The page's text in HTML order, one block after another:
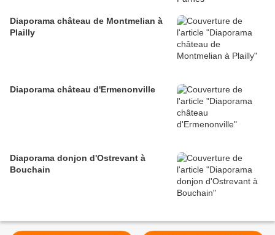
Diaporama château de Montmelian à
Plailly
Diaporama château d'Ermenonville
Diaporama donjon d'Ostrevant à
Bouchain